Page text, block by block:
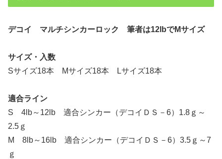
デコイ マルチシンカーロック 筆者は12lbでMサイズ
サイズ・入数
Sサイズ18本 Mサイズ18本 Lサイズ18本
適合ライン
S 4lb～12lb 適合シンカー（デコイＤＳ－6）1.8ｇ～
2.5ｇ
M 8lb～16lb 適合シンカー（デコイＤＳ－6）3.5ｇ～7
ｇ